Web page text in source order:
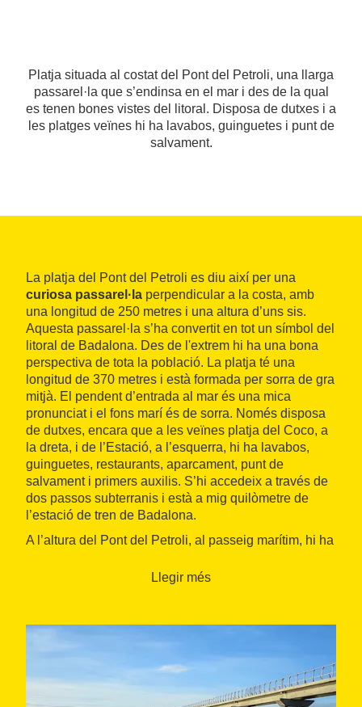
Platja situada al costat del Pont del Petroli, una llarga
passarel·la que s’endinsa en el mar i des de la qual
es tenen bones vistes del litoral. Disposa de dutxes i a
les platges veïnes hi ha lavabos, guinguetes i punt de
salvament.
La platja del Pont del Petroli es diu així per una
curiosa passarel·la perpendicular a la costa, amb
una longitud de 250 metres i una altura d’uns sis.
Aquesta passarel·la s’ha convertit en tot un símbol del
litoral de Badalona. Des de l'extrem hi ha una bona
perspectiva de tota la població. La platja té una
longitud de 370 metres i està formada per sorra de gra
mitjà. El pendent d’entrada al mar és una mica
pronunciat i el fons marí és de sorra. Només disposa
de dutxes, encara que a les veïnes platja del Coco, a
la dreta, i de l’Estació, a l’esquerra, hi ha lavabos,
guinguetes, restaurants, aparcament, punt de
salvament i primers auxilis. S’hi accedeix a través de
dos passos subterranis i està a mig quilòmetre de
l’estació de tren de Badalona.
A l’altura del Pont del Petroli, al passeig marítim, hi ha
l’interior de la fàbrica destaquen les sales de
Llegir més